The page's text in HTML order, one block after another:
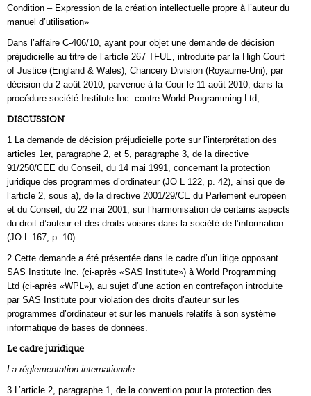
Condition – Expression de la création intellectuelle propre à l’auteur du
manuel d’utilisation»
Dans l’affaire C‑406/10, ayant pour objet une demande de décision
préjudicielle au titre de l’article 267 TFUE, introduite par la High Court
of Justice (England & Wales), Chancery Division (Royaume-Uni), par
décision du 2 août 2010, parvenue à la Cour le 11 août 2010, dans la
procédure société Institute Inc. contre World Programming Ltd,
DISCUSSION
1 La demande de décision préjudicielle porte sur l’interprétation des
articles 1er, paragraphe 2, et 5, paragraphe 3, de la directive
91/250/CEE du Conseil, du 14 mai 1991, concernant la protection
juridique des programmes d’ordinateur (JO L 122, p. 42), ainsi que de
l’article 2, sous a), de la directive 2001/29/CE du Parlement européen
et du Conseil, du 22 mai 2001, sur l’harmonisation de certains aspects
du droit d’auteur et des droits voisins dans la société de l’information
(JO L 167, p. 10).
2 Cette demande a été présentée dans le cadre d’un litige opposant
SAS Institute Inc. (ci-après «SAS Institute») à World Programming
Ltd (ci-après «WPL»), au sujet d’une action en contrefaçon introduite
par SAS Institute pour violation des droits d’auteur sur les
programmes d’ordinateur et sur les manuels relatifs à son système
informatique de bases de données.
Le cadre juridique
La réglementation internationale
3 L’article 2, paragraphe 1, de la convention pour la protection des